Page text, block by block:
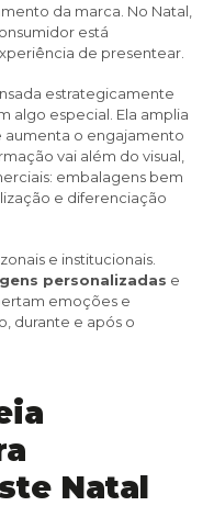
da marca. No Natal,
está
de presentear.
estrategicamente
algo especial. Ela amplia
o engajamento
vai além do visual,
embalagens bem
e diferenciação
e institucionais.
personalizadas e
emoções e
durante e após o
Natal